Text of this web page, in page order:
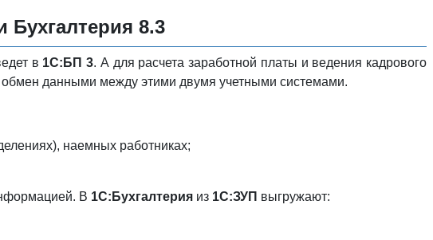
Бухгалтерия 8.3
в 1С:БП 3. А для расчета заработной платы и ведения кадрового
обмен данными между этими двумя учетными системами.
наемных работниках;
В 1С:Бухгалтерия из 1С:ЗУП выгружают: